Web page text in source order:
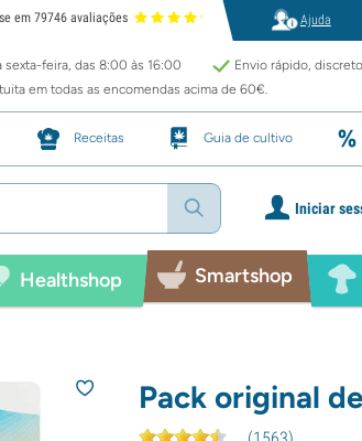
em 79746 avaliações Ajuda
feira, das 8:00 às 16:00
Envio rápido,
em todas as encomendas acima de 60€.
Receitas Guia de cultivo
Iniciar
Healthshop Smartshop
Pack original